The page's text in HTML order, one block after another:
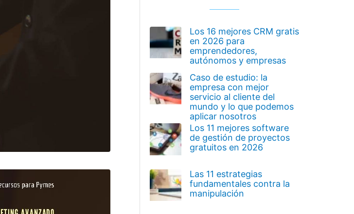
Los 16 mejores CRM gratis
en 2026 para
emprendedores,
autónomos y empresas
Caso de estudio: la
empresa con mejor
servicio al cliente del
mundo y lo que podemos
aplicar nosotros
Los 11 mejores software
de gestión de proyectos
gratuitos en 2026
Las 11 estrategias
fundamentales contra la
manipulación